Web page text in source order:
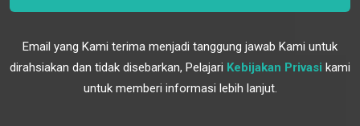
Email yang Kami terima menjadi tanggung jawab Kami untuk
dirahsiakan dan tidak disebarkan, Pelajari Kebijakan Privasi kami
untuk memberi informasi lebih lanjut.